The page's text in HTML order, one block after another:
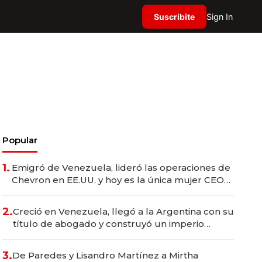
Suscribite Sign In
Popular
1. Emigró de Venezuela, lideró las operaciones de
Chevron en EE.UU. y hoy es la única mujer CEO
2.Creció en Venezuela, llegó a la Argentina con su
título de abogado y construyó un imperio
3.De Paredes y Lisandro Martínez a Mirtha